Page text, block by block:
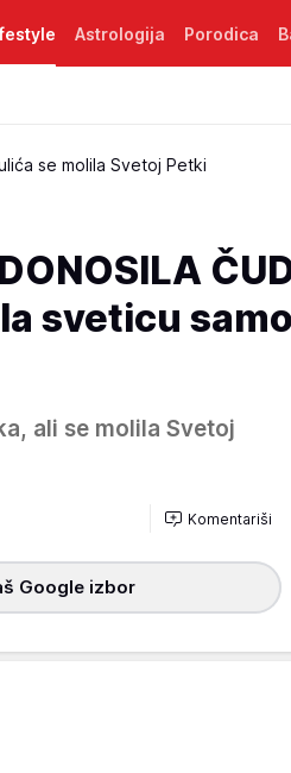
Astrologija Porodica
se molila Svetoj Petki
sveticu
ali se molila Svetoj
Komentariši
Google izbor